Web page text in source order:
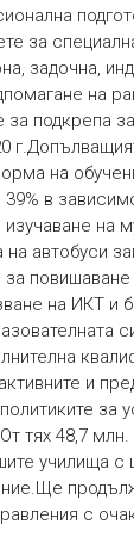
за
задочна,
на
подкрепа
на
в
на
автобуси
на ИКТ и
и
за
тях 48,7
училища с
с